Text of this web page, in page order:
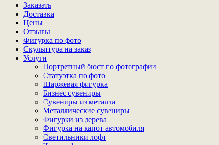
Заказать
Доставка
Цены
Отзывы
Фигурка по фото
Скульптура на заказ
Услуги
Портретный бюст по фотографии
Статуэтка по фото
Шаржевая фигурка
Бизнес сувениры
Сувениры из металла
Металлические сувениры
Фигурки из дерева
Фигурка на капот автомобиля
Светильники лофт